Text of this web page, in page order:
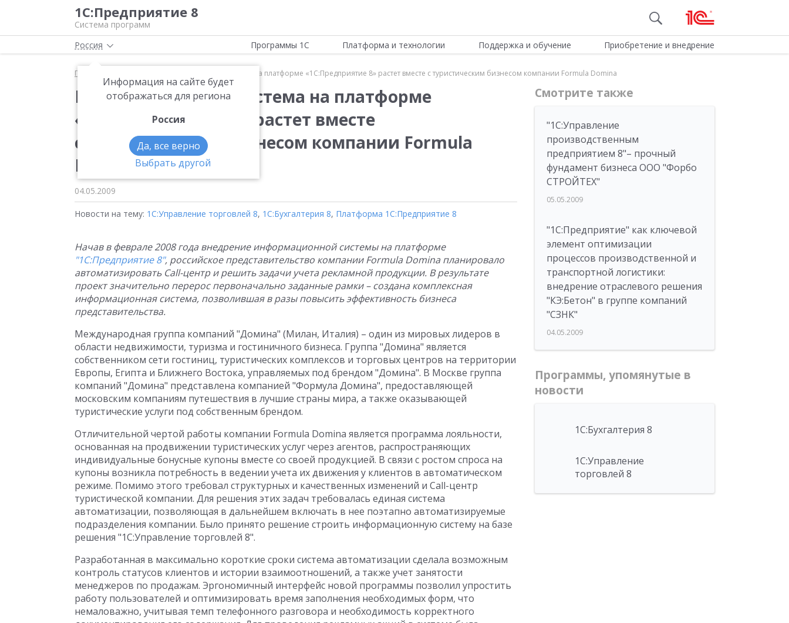
1С:Предприятие 8
Система программ
Россия
Информация на сайте будет
отображаться для региона
Россия
Да, все верно
Выбрать другой
Программы 1С Платформа и технологии Поддержка и обучение Приобретение и внедрение
Главная Информационная система на платформе «1С:Предприятие 8» растет вместе с туристическим бизнесом компании Formula Domina
Информационная система на платформе
«1С:Предприятие 8» растет вместе
с туристическим бизнесом компании Formula
Domina
04.05.2009
Новости на тему: 1С:Управление торговлей 8, 1С:Бухгалтерия 8, Платформа 1С:Предприятие 8
Начав в феврале 2008 года внедрение информационной системы на платформе
"1С:Предприятие 8", российское представительство компании Formula Domina планировало
автоматизировать Call-центр и решить задачи учета рекламной продукции. В результате
проект значительно перерос первоначально заданные рамки – создана комплексная
информационная система, позволившая в разы повысить эффективность бизнеса
представительства.
Международная группа компаний "Домина" (Милан, Италия) – один из мировых лидеров в
области недвижимости, туризма и гостиничного бизнеса. Группа "Домина" является
собственником сети гостиниц, туристических комплексов и торговых центров на территории
Европы, Египта и Ближнего Востока, управляемых под брендом "Домина". В Москве группа
компаний "Домина" представлена компанией "Формула Домина", предоставляющей
московским компаниям путешествия в лучшие страны мира, а также оказывающей
туристические услуги под собственным брендом.
Отличительной чертой работы компании Formula Domina является программа лояльности,
основанная на продвижении туристических услуг через агентов, распространяющих
индивидуальные бонусные купоны вместе со своей продукцией. В связи с ростом спроса на
купоны возникла потребность в ведении учета их движения у клиентов в автоматическом
режиме. Помимо этого требовал структурных и качественных изменений и Call-центр
туристической компании. Для решения этих задач требовалась единая система
автоматизации, позволяющая в дальнейшем включать в нее поэтапно автоматизируемые
подразделения компании. Было принято решение строить информационную систему на базе
решения "1С:Управление торговлей 8".
Разработанная в максимально короткие сроки система автоматизации сделала возможным
контроль статусов клиентов и истории взаимоотношений, а также учет занятости
менеджеров по продажам. Эргономичный интерфейс новой программы позволил упростить
работу пользователей и оптимизировать время заполнения необходимых форм, что
немаловажно, учитывая темп телефонного разговора и необходимость корректного
Смотрите также
"1С:Управление
производственным
предприятием 8"– прочный
фундамент бизнеса ООО "Форбо
СТРОЙТЕХ"
05.05.2009
"1С:Предприятие" как ключевой
элемент оптимизации
процессов производственной и
транспортной логистики:
внедрение отраслевого решения
"КЭ:Бетон" в группе компаний
"СЗНК"
04.05.2009
Программы, упомянутые в
новости
1С:Бухгалтерия 8
1С:Управление
торговлей 8